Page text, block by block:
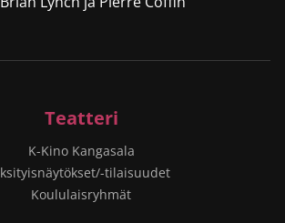
Teatteri
K-Kino Kangasala
tilaisuudet
Koululaisryhmät